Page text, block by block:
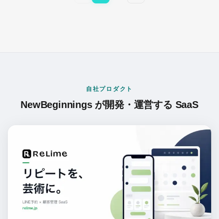
自社プロダクト
NewBeginnings が開発・運営する SaaS